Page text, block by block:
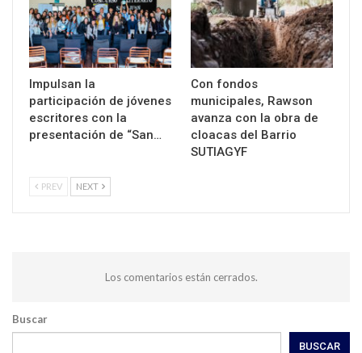
Impulsan la
participación de jóvenes
escritores con la
presentación de “San…
Con fondos
municipales, Rawson
avanza con la obra de
cloacas del Barrio
SUTIAGYF
PREV NEXT
Los comentarios están cerrados.
Buscar
BUSCAR